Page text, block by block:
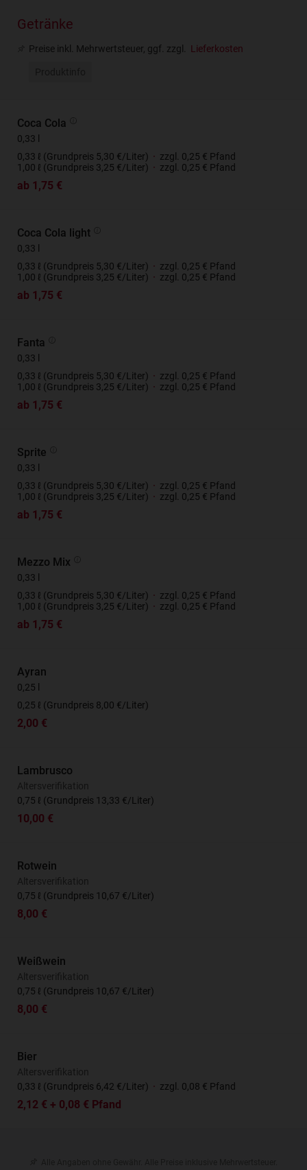
Getränke
Preise inkl. Mehrwertsteuer, ggf. zzgl. Lieferkosten
Coca Cola
0,33 l
0,33 ℓ (Grundpreis 5,30 €/Liter) · zzgl. 0,25 € Pfand
1,00 ℓ (Grundpreis 3,25 €/Liter) · zzgl. 0,25 € Pfand
ab 1,75 €
Coca Cola light
0,33 l
0,33 ℓ (Grundpreis 5,30 €/Liter) · zzgl. 0,25 € Pfand
1,00 ℓ (Grundpreis 3,25 €/Liter) · zzgl. 0,25 € Pfand
ab 1,75 €
Fanta
0,33 l
0,33 ℓ (Grundpreis 5,30 €/Liter) · zzgl. 0,25 € Pfand
1,00 ℓ (Grundpreis 3,25 €/Liter) · zzgl. 0,25 € Pfand
ab 1,75 €
Sprite
0,33 l
0,33 ℓ (Grundpreis 5,30 €/Liter) · zzgl. 0,25 € Pfand
1,00 ℓ (Grundpreis 3,25 €/Liter) · zzgl. 0,25 € Pfand
ab 1,75 €
Mezzo Mix
0,33 l
0,33 ℓ (Grundpreis 5,30 €/Liter) · zzgl. 0,25 € Pfand
1,00 ℓ (Grundpreis 3,25 €/Liter) · zzgl. 0,25 € Pfand
ab 1,75 €
Ayran
0,25 l
0,25 ℓ (Grundpreis 8,00 €/Liter)
2,00 €
Lambrusco
Altersverifikation
0,75 ℓ (Grundpreis 13,33 €/Liter)
10,00 €
Rotwein
Altersverifikation
0,75 ℓ (Grundpreis 10,67 €/Liter)
8,00 €
Weißwein
Altersverifikation
0,75 ℓ (Grundpreis 10,67 €/Liter)
8,00 €
Bier
Altersverifikation
0,33 ℓ (Grundpreis 6,42 €/Liter) · zzgl. 0,08 € Pfand
2,12 € + 0,08 € Pfand